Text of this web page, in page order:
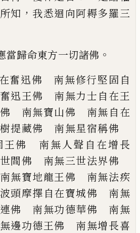
知 ， 我悉迴向阿耨多羅三
當歸命東方一切諸佛 。
奮迅佛 南無修行堅固自
迅王佛 南無力士自在王
南無寶山佛 南無自在
提藏佛 南無星宿稱佛
王佛 南無人聲自在增長
間佛 南無三世法界佛
無寶地龍王佛 南無法疾
頭摩擇自在寶城佛 南無
佛 南無功德華佛 南無
邊功德王佛 南無增長喜